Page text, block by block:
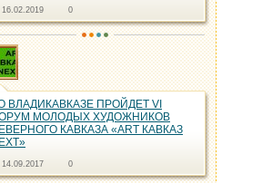
16.02.2019 0
ВЛАДИКАВКАЗЕ ПРОЙДЕТ VI
МОЛОДЫХ ХУДОЖНИКОВ
КАВКАЗА «ART КАВКАЗ
14.09.2017 0